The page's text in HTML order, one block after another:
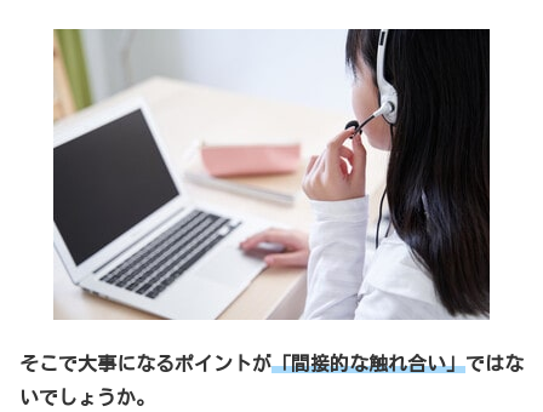
そこで大事になるポイントが「間接的な触れ合い」ではな
いでしょうか。